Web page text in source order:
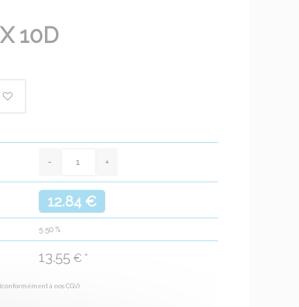
10D
12.84 €
5.50 %
13.55 € *
(conformément à nos CGV)